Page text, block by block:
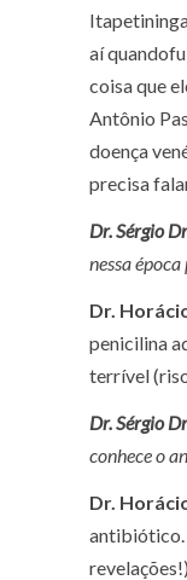
aí
coisa que
Antônio
doença
precisa
Dr. Sérgio
nessa
Dr.
penicilina
terrível
Dr. Sérgio
conhece o
Dr.
antibiótico.
revelações!)